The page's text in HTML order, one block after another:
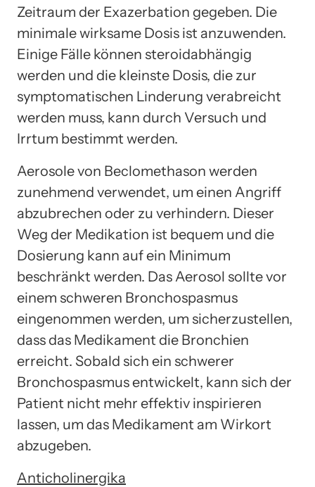
Zeitraum der Exazerbation gegeben. Die
minimale wirksame Dosis ist anzuwenden.
Einige Fälle können steroidabhängig
werden und die kleinste Dosis, die zur
symptomatischen Linderung verabreicht
werden muss, kann durch Versuch und
Irrtum bestimmt werden.
Aerosole von Beclomethason werden
zunehmend verwendet, um einen Angriff
abzubrechen oder zu verhindern. Dieser
Weg der Medikation ist bequem und die
Dosierung kann auf ein Minimum
beschränkt werden. Das Aerosol sollte vor
einem schweren Bronchospasmus
eingenommen werden, um sicherzustellen,
dass das Medikament die Bronchien
erreicht. Sobald sich ein schwerer
Bronchospasmus entwickelt, kann sich der
Patient nicht mehr effektiv inspirieren
lassen, um das Medikament am Wirkort
abzugeben.
Anticholinergika